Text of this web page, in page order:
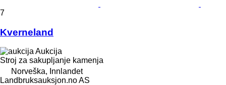
7
Kverneland
Aukcija
Stroj za sakupljanje kamenja
Norveška, Innlandet
Landbruksauksjon.no AS